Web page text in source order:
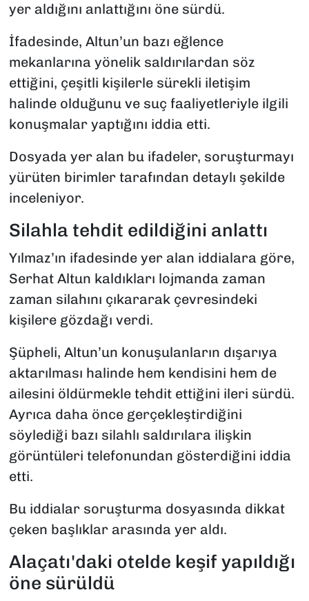
yer aldığını anlattığını öne sürdü.
İfadesinde, Altun’un bazı eğlence
mekanlarına yönelik saldırılardan söz
ettiğini, çeşitli kişilerle sürekli iletişim
halinde olduğunu ve suç faaliyetleriyle ilgili
konuşmalar yaptığını iddia etti.
Dosyada yer alan bu ifadeler, soruşturmayı
yürüten birimler tarafından detaylı şekilde
inceleniyor.
Silahla tehdit edildiğini anlattı
Yılmaz’ın ifadesinde yer alan iddialara göre,
Serhat Altun kaldıkları lojmanda zaman
zaman silahını çıkararak çevresindeki
kişilere gözdağı verdi.
Şüpheli, Altun’un konuşulanların dışarıya
aktarılması halinde hem kendisini hem de
ailesini öldürmekle tehdit ettiğini ileri sürdü.
Ayrıca daha önce gerçekleştirdiğini
söylediği bazı silahlı saldırılara ilişkin
görüntüleri telefonundan gösterdiğini iddia
etti.
Bu iddialar soruşturma dosyasında dikkat
çeken başlıklar arasında yer aldı.
Alaçatı'daki otelde keşif yapıldığı
öne sürüldü